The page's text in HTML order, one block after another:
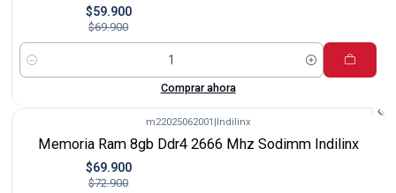
$59.900
$69.900
Cantidad
Comprar ahora
m22025062001 Indilinx
Memoria Ram 8gb Ddr4 2666 Mhz Sodimm Indilinx
$69.900
$72.900